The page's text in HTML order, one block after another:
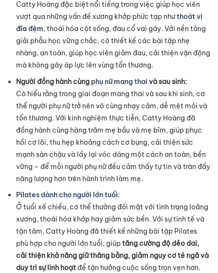
Catty Hoàng đặc biệt nổi tiếng trong việc giúp học viên
vượt qua những vấn đề xương khớp phức tạp nhưthoát vị
đĩa đệm, thoái hóa cột sống, đau cổ vai gáy. Với nền tảng
giải phẫu học vững chắc, cô thiết kế các bài tập nhẹ
nhàng, an toàn, giúp học viên giảm đau, cải thiện vận động
mà không gây áp lực lên vùng tổn thương.
Người đồng hành cùng phụ nữ mang thai và sau sinh:
Cô hiểu rằng trong giai đoạn mang thai và sau khi sinh, cơ
thể người phụ nữ trở nên vô cùng nhạy cảm, dễ mệt mỏi và
tổn thương. Với kinh nghiệm thực tiễn, Catty Hoàng đã
đồng hành cùng hàng trăm mẹ bầu và mẹ bỉm, giúp phục
hồi cơ lõi, thu hẹp khoảng cách cơ bụng, cải thiện sức
mạnh sàn chậu và lấy lại vóc dáng một cách an toàn, bền
vững – để mỗi người phụ nữ đều cảm thấy tự tin và tràn đầy
năng lượng hơn trên hành trình làm mẹ.
Pilates dành cho người lớn tuổi:
Ở tuổi xế chiều, cơ thể thường đối mặt với tình trạng loãng
xương, thoái hóa khớp hay giảm sức bền. Với sự tinh tế và
tận tâm, Catty Hoàng đã thiết kế những bài tập Pilates
phù hợp cho người lớn tuổi, giúptăng cường độ dẻo dai,
cải thiện khả năng giữ thăng bằng, giảm nguy cơ té ngã và
duy trì sự linh hoạt để tận hưởng cuộc sống trọn vẹn hơn.